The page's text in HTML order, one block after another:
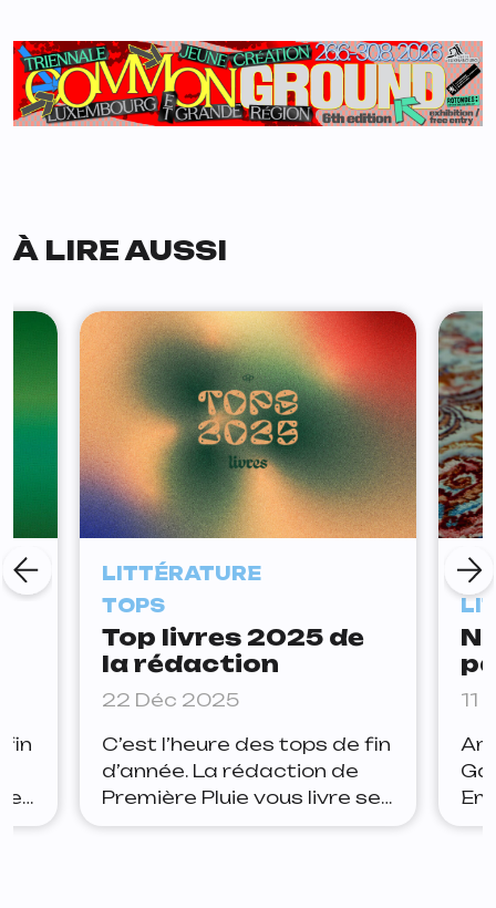
À LIRE AUSSI
fin
LITTÉRATURE
TOPS
Top livres 2025 de
la rédaction
22 Déc 2025
C’est l’heure des tops de fin
d’année. La rédaction de
Première Pluie vous livre ses
lectures préférées de
À
11